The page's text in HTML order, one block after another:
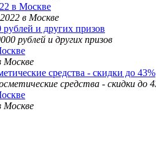
в Москве
и других призов
средства - скидки до 43%